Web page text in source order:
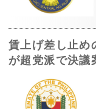
賃上げ差し止
が超党派で決議